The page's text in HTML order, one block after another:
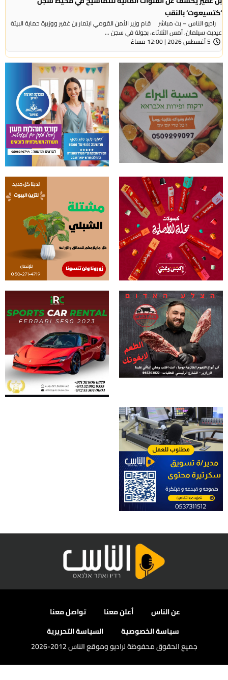
‘كتسيعوت‘ بالنقب
راديو الناس – بث مباشر قام وزير الأمن القومي ايتمار بن غفير ووزيرة حماية البيئة
عيديت سيلمان، أمس الثلاثاء، بجولة في سجن ...
5 أغسطس 2026 | 12:00 مساءً
عن الناس أعلن معنا
تواصل معنا
سياسة الخصوصية
السياسة التحريرية
جميع الحقوق محفوظة لراديو وموقع الناس 2012-2026